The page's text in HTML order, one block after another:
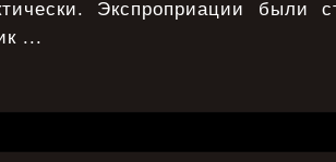
Экспроприации были
...